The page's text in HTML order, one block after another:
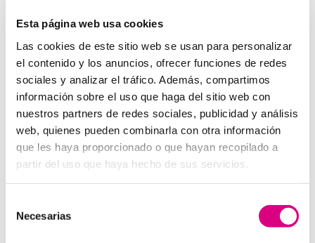
Esta página web usa cookies
Las cookies de este sitio web se usan para personalizar
el contenido y los anuncios, ofrecer funciones de redes
sociales y analizar el tráfico. Además, compartimos
información sobre el uso que haga del sitio web con
nuestros partners de redes sociales, publicidad y análisis
web, quienes pueden combinarla con otra información
que les haya proporcionado o que hayan recopilado a
partir del uso que haya hecho de sus servicios.
Necesarias
Revisa periódicamente las configuraciones
que los métodos de autenticación pueden actualizarse
con el tiempo.
Grupo-System, ¿Quiénes somos?
En System Network Communication, con más de 15
años de experiencia, disponemos de un equipo de
profesionales especializados para cada área de
negocio. Telefonía Virtual, Antivirus y Seguridad,
Marketing 2.0, Obras y Proyecto e International
Business; siempre con las garantías de un trabajo
excelente. Puedes contactar con nosotros en el 900
800 806 o a través de nuestro email:
hola@grupo-